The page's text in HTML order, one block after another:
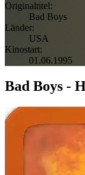
Originaltitel:
Bad Boys
Länder:
USA
Kinostart:
01.06.1995
Bad Boys -